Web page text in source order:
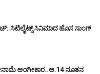
ಸಿಟಿಲೈಟ್ಸ್‌ ಸಿನಿಮಾದ ಹೊಸ ಸಾಂಗ್‌
ಅಂಗೀಕಾರ..ಆ.14 ನೂತನ